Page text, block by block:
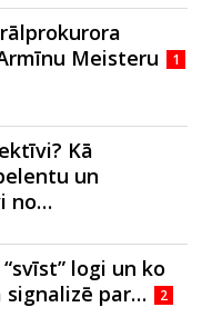
Meisteru
1
Kā
un
no…
logi un ko
par…
2